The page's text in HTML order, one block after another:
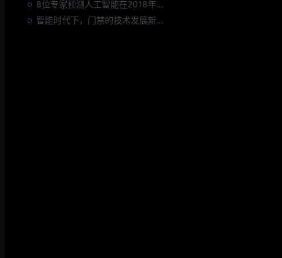
8位专家预测人工智能在2018年对我们的影响
智能时代下，门禁的技术发展新趋势